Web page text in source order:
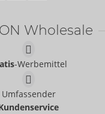
Wholesale
-Werbemittel
Umfassender